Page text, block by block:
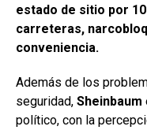
estado de sitio por
carreteras,
conveniencia.
Además de los
seguridad, Sheinbaum
político, con la